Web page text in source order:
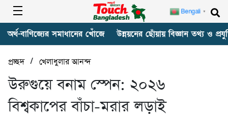
অর্থ-বাণিজ্যের সমাধানের খোঁজে উন্নয়নের ছোঁয়ায় বিজ্ঞান তথ্য ও
প্রচ্ছদ/ খেলাধুলার আনন্দ
উরুগুয়ে বনাম স্পেন: ২০২৬
বিশ্বকাপের বাঁচা-মরার লড়াই
Bengali ▼